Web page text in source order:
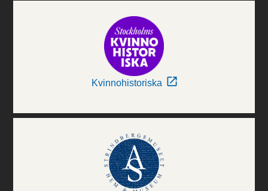
Kvinnohistoriska